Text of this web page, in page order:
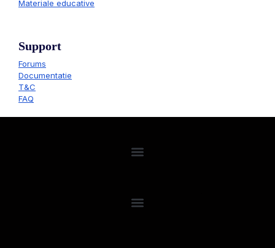
Materiale educative
Support
Forums
Documentatie
T&C
FAQ